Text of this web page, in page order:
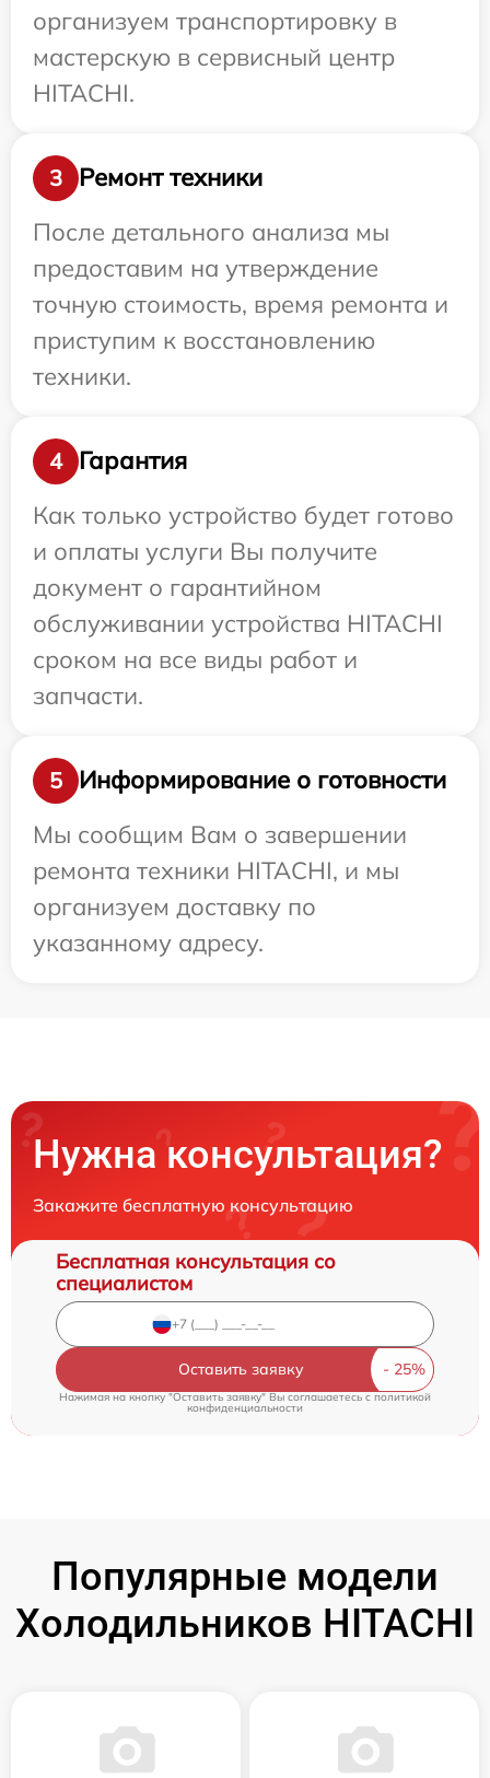
организуем транспортировку в
мастерскую в сервисный центр
HITACHI.
3
Ремонт техники
После детального анализа мы
предоставим на утверждение
точную стоимость, время ремонта и
приступим к восстановлению
техники.
4
Гарантия
Как только устройство будет готово
и оплаты услуги Вы получите
документ о гарантийном
обслуживании устройства HITACHI
сроком на все виды работ и
запчасти.
5
Информирование о готовности
Мы сообщим Вам о завершении
ремонта техники HITACHI, и мы
организуем доставку по
указанному адресу.
Нужна консультация?
Закажите бесплатную консультацию
Бесплатная консультация со
специалистом
Оставить заявку
Нажимая на кнопку "Оставить заявку" Вы соглашаетесь cполитикой
конфиденциальности
Популярные модели
Холодильников HITACHI